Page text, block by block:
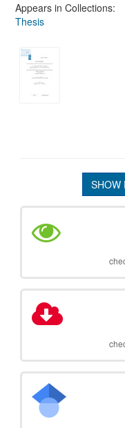
Appears in Collections:
Thesis
SHOW